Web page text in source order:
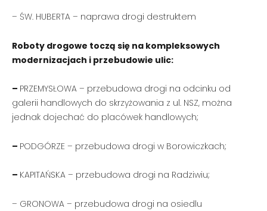
– ŚW. HUBERTA – naprawa drogi destruktem
Roboty drogowe toczą się na kompleksowych
modernizacjach i przebudowie ulic:
– PRZEMYSŁOWA – przebudowa drogi na odcinku od
galerii handlowych do skrzyżowania z ul. NSZ, można
jednak dojechać do placówek handlowych;
– PODGÓRZE – przebudowa drogi w Borowiczkach;
– KAPITAŃSKA – przebudowa drogi na Radziwiu;
– GRONOWA – przebudowa drogi na osiedlu